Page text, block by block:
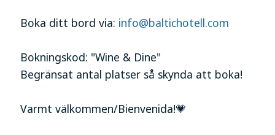
Boka ditt bord via: info@baltichotell.com
Bokningskod: "Wine & Dine"
Begränsat antal platser så skynda att boka!
Varmt välkommen/Bienvenida!💗